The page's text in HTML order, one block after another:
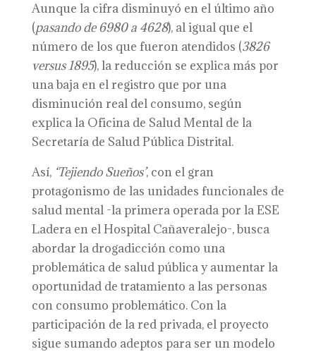
Aunque la cifra disminuyó en el último año
(pasando de 6980 a 4628), al igual que el
número de los que fueron atendidos (3826
versus 1895), la reducción se explica más por
una baja en el registro que por una
disminución real del consumo, según
explica la Oficina de Salud Mental de la
Secretaría de Salud Pública Distrital.
Así, ‘Tejiendo Sueños’, con el gran
protagonismo de las unidades funcionales de
salud mental -la primera operada por la ESE
Ladera en el Hospital Cañaveralejo-, busca
abordar la drogadicción como una
problemática de salud pública y aumentar la
oportunidad de tratamiento a las personas
con consumo problemático. Con la
participación de la red privada, el proyecto
sigue sumando adeptos para ser un modelo